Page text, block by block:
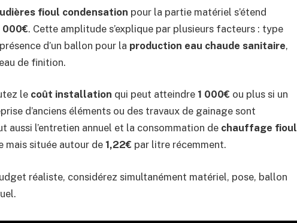
fioul condensation pour la partie matériel s’étend
000€. Cette amplitude s’explique par plusieurs facteurs : type
d’un ballon pour la production eau chaude sanitaire,
de finition.
le coût installation qui peut atteindre 1 000€ ou plus si un
d’anciens éléments ou des travaux de gainage sont
aussi l’entretien annuel et la consommation de chauffage fioul
mais située autour de 1,22€ par litre récemment.
réaliste, considérez simultanément matériel, pose, ballon